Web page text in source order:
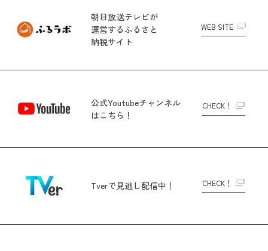
朝日放送テレビが
運営するふるさと
納税サイト
WEB SITE
公式Youtubeチャンネル
はこちら！
CHECK！
Tverで見逃し配信中！ CHECK！